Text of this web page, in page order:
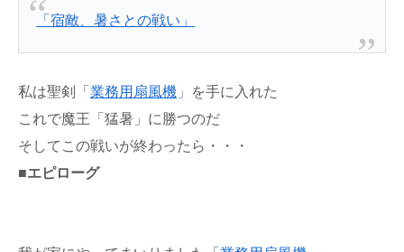
「宿敵、暑さとの戦い」
私は聖剣「 業務用扇風機 」を手に入れた
これで魔王「猛暑」に勝つのだ
そしてこの戦いが終わったら・・・
■エピローグ